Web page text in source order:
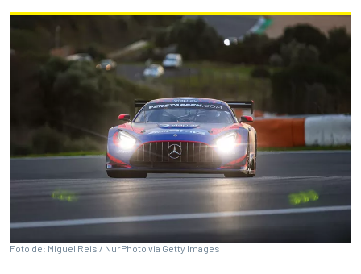
Foto de: Miguel Reis / NurPhoto via Getty Images